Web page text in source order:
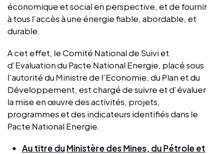
économique et social en perspective, et de fournir
à tous l’accès à une énergie fiable, abordable, et
durable.
A cet effet, le Comité National de Suivi et
d’Evaluation du Pacte National Energie, placé sous
l’autorité du Ministre de l’Economie, du Plan et du
Développement, est chargé de suivre et d’évaluer
la mise en œuvre des activités, projets,
programmes et des indicateurs identifiés dans le
Pacte National Energie.
Au titre du Ministère des Mines, du Pétrole et